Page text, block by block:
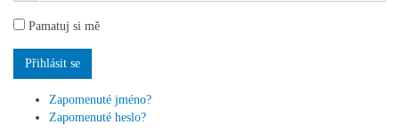
Pamatuj si mě
Zapomenuté jméno?
Zapomenuté heslo?